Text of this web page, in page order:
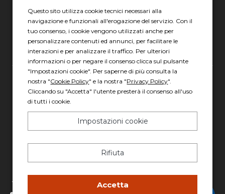
04010 Latina LT
Scopri gli orari
Gruppo Italia Vendita Auto Spa a socio unico
Piazza della Radio, 35 - 00146 Roma
REA: 1417011 RM
PEC: italiavenditauto@legalmail.it
Capitale sociale: 2.300.000,00 I.V.
Questo sito utilizza cookie tecnici necessari alla
navigazione e funzionali all'erogazione del servizio. Con il
tuo consenso, i cookie vengono utilizzati anche per
personalizzare contenuti ed annunci, per facilitare le
interazioni e per analizzare il traffico. Per ulteriori
informazioni o per negare il consenso clicca sul pulsante
"Impostazioni cookie". Per saperne di più consulta la
nostra "Cookie Policy" e la nostra "Privacy Policy".
Cliccando su "Accetta" l'utente presterà il consenso all'uso
di tutti i cookie.
Impostazioni cookie
Rifiuta
Accetta